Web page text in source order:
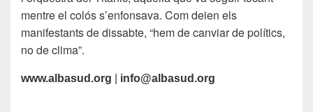
mentre el colós s’enfonsava. Com deien els
manifestants de dissabte, “hem de canviar de polítics,
no de clima”.
www.albasud.org info@albasud.org